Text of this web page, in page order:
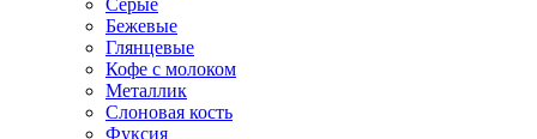
Серые
Бежевые
Глянцевые
Кофе с молоком
Металлик
Слоновая кость
Фуксия